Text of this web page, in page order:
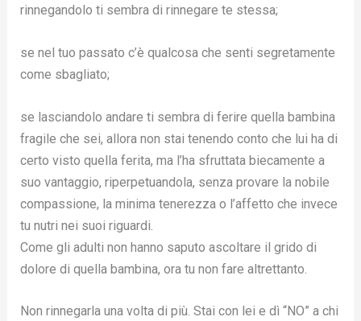
rinnegandolo ti sembra di rinnegare te stessa;
se nel tuo passato c’è qualcosa che senti segretamente
come sbagliato;
se lasciandolo andare ti sembra di ferire quella bambina
fragile che sei, allora non stai tenendo conto che lui ha di
certo visto quella ferita, ma l’ha sfruttata biecamente a
suo vantaggio, riperpetuandola, senza provare la nobile
compassione, la minima tenerezza o l’affetto che invece
tu nutri nei suoi riguardi.
Come gli adulti non hanno saputo ascoltare il grido di
dolore di quella bambina, ora tu non fare altrettanto.
Non rinnegarla una volta di più. Stai con lei e dì “NO” a chi